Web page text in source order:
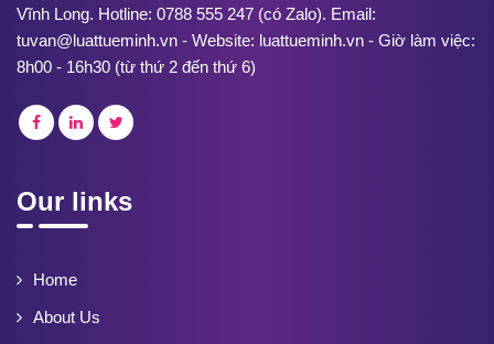
Vĩnh Long. Hotline: 0788 555 247 (có Zalo). Email:
tuvan@luattueminh.vn - Website: luattueminh.vn - Giờ làm việc:
8h00 - 16h30 (từ thứ 2 đến thứ 6)
Our links
Home
About Us